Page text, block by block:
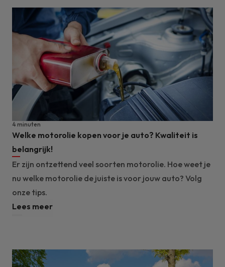
Welke motorolie kopen voor je auto? Kwaliteit is
belangrijk!
4 minuten
Er zijn ontzettend veel soorten motorolie. Hoe weet je
nu welke motorolie de juiste is voor jouw auto? Volg
onze tips.
Lees meer